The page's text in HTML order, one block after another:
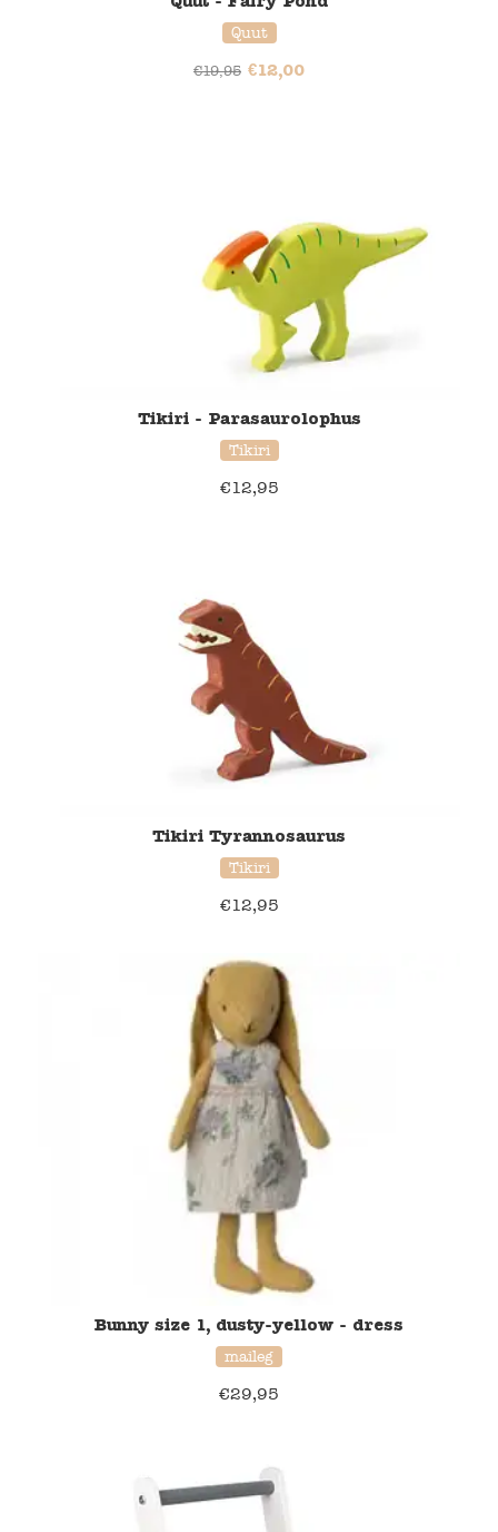
Quut
€19,95 €12,00
Tikiri - Parasaurolophus
Tikiri
€12,95
Tikiri Tyrannosaurus
Tikiri
€12,95
Bunny size 1, dusty-yellow - dress
maileg
€29,95